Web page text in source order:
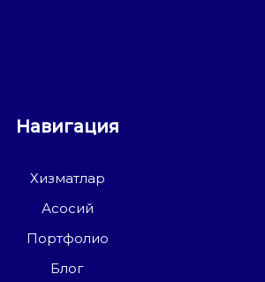
Навигация
Хизматлар
Асосий
Портфолио
Блог